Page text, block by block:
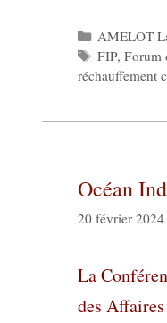
Catégories
AMELOT
Étiquettes
FIP,Forum
réchauffement
Océan
20 février 2024
La
des